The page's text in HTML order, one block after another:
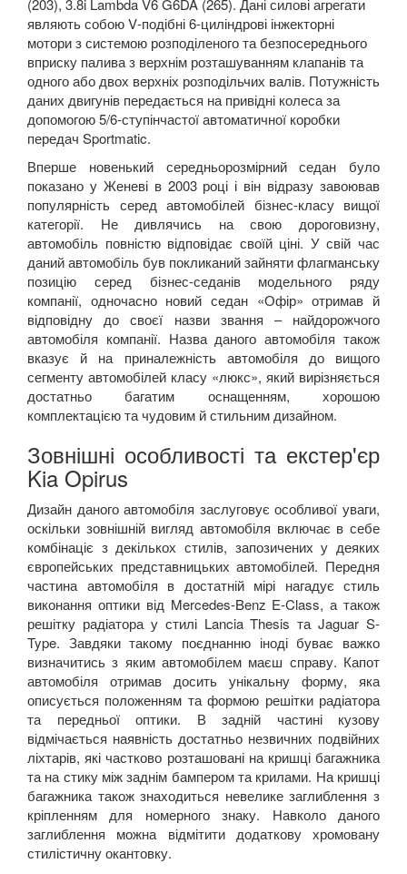
(203), 3.8i Lambda V6G6DA (265). Дані силові агрегати
являють собоюV-подібні 6-циліндрові інжекторні
мотори з системою розподіленого та безпосереднього
вприску палива з верхнім розташуванням клапанів та
одного або двох верхніх розподільчих валів. Потужність
даних двигунів передається на привідні колеса за
допомогою 5/6-ступінчастої автоматичної коробки
передач Sportmatic.
Вперше новенький середньорозмірний седан було
показано у Женеві в 2003 році і він відразу завоював
популярність серед автомобілей бізнес-класу вищої
категорії. Не дивлячись на свою дороговизну,
автомобіль повністю відповідає своїй ціні. У свій час
даний автомобіль був покликаний зайняти флагманську
позицію серед бізнес-седанів модельного ряду
компанії, одночасно новий седан «Офір» отримав й
відповідну до своєї назви звання – найдорожчого
автомобіля компанії. Назва даного автомобіля також
вказує й на приналежність автомобіля до вищого
сегменту автомобілей класу «люкс», який вирізняється
достатньо багатим оснащенням, хорошою
комплектацією та чудовим й стильним дизайном.
Зовнішні особливості та екстер'єр
Kia Opirus
Дизайн даного автомобіля заслуговує особливої уваги,
оскільки зовнішній вигляд автомобіля включає в себе
комбінаціє з декількох стилів, запозичених у деяких
європейських представницьких автомобілей. Передня
частина автомобіля в достатній мірі нагадує стиль
виконання оптики від Mercedes-Benz E-Class, а також
решітку радіатора у стилі Lancia Thesis таJaguar S-
Type. Завдяки такому поєднанню іноді буває важко
визначитись з яким автомобілем маєш справу. Капот
автомобіля отримав досить унікальну форму, яка
описується положенням та формою решітки радіатора
та передньої оптики. В задній частині кузову
відмічається наявність достатньо незвичних подвійних
ліхтарів, які частково розташовані на кришці багажника
та на стику між заднім бампером та крилами. На кришці
багажника також знаходиться невелике заглиблення з
кріпленням для номерного знаку. Навколо даного
заглиблення можна відмітити додаткову хромовану
стилістичну окантовку.